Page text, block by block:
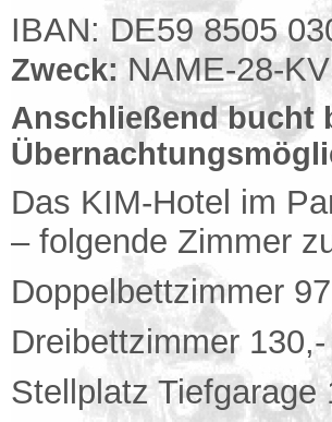
IBAN: DE59 8505
Zweck: NAME-28-
Anschließend bucht
Das KIM-Hotel im
– folgende Zimmer
Doppelbettzimmer
Dreibettzimmer
Stellplatz Tiefgarage